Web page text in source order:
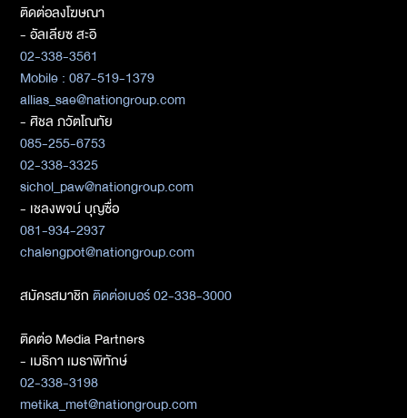
ติดต่อลงโฆษณา
- อัลเลียซ สะอิ
02-338-3561
Mobile : 087-519-1379
allias_sae@nationgroup.com
- ศิชล ภวัตโณทัย
085-255-6753
02-338-3325
sichol_paw@nationgroup.com
- เชลงพจน์ บุญซื่อ
081-934-2937
chalengpot@nationgroup.com
สมัครสมาชิกติดต่อเบอร์ 02-338-3000
ติดต่อ Media Partners
- เมธิกา เมธาพิทักษ์
02-338-3198
metika_met@nationgroup.com